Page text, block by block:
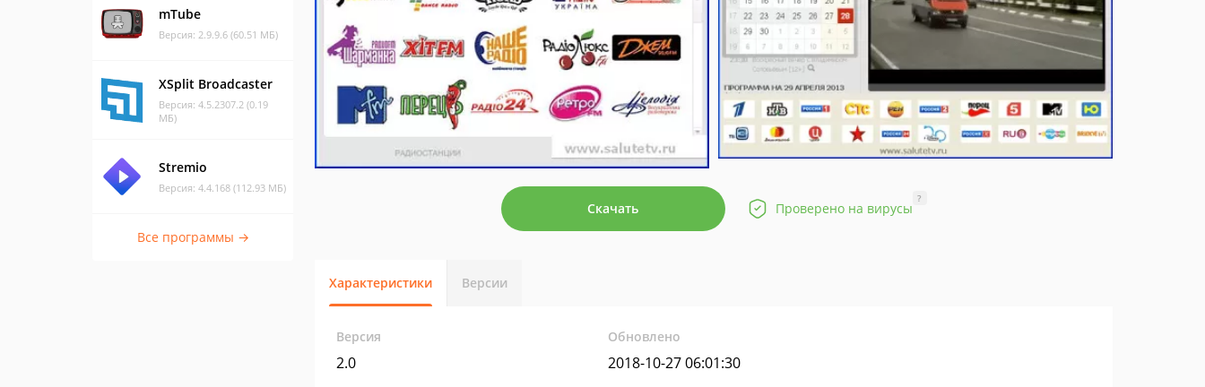
mTube
Версия: 2.9.9.6 (60.51 МБ)
XSplit Broadcaster
Версия: 4.5.2307.2 (0.19
МБ)
Stremio
Версия: 4.4.168 (112.93 МБ)
Все программы →
Скачать Проверено на вирусы
?
Характеристики Версии
Версия
2.0
Обновлено
2018-10-27 06:01:30